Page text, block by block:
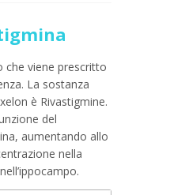
che viene prescritto
La sostanza
è Rivastigmine.
del
aumentando allo
nella